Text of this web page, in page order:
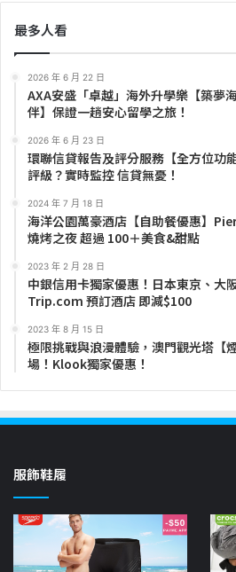
最多人看
2026 年 6 月 22 日
AXA安盛「卓越」海外升學樂【築夢
伴】保證一趟安心留學之旅！
2026 年 6 月 23 日
環聯信貸報告及評分服務【全方位功
評級？實時監控 信貸無憂！
2024 年 7 月 18 日
海洋公園萬豪酒店【自助餐優惠】
燒烤之夜 超過 100＋美食&甜點
2023 年 2 月 28 日
中銀信用卡獨家優惠！日本東京、大
Trip.com 預訂酒店 即減$100
2023 年 8 月 15 日
極限挑戰與浪漫體驗，澳門觀光塔【
場！Klook獨家優惠！
服飾鞋履